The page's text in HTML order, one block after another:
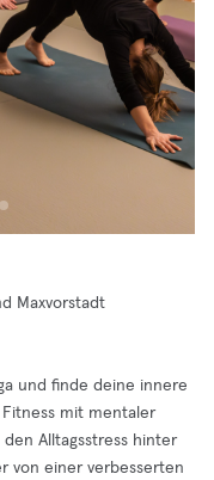
Maxvorstadt
und finde deine innere
mit mentaler
Alltagsstress hinter
von einer verbesserten